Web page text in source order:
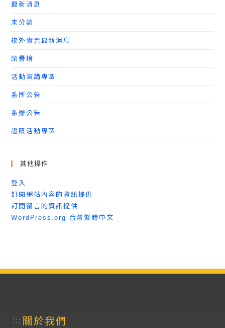
最新消息
未分類
校外實習最新消息
榮譽榜
活動演講專區
系所公告
系辦公告
證照活動專區
其他操作
登入
訂閱網站內容的資訊提供
訂閱留言的資訊提供
WordPress.org 台灣繁體中文
::: 關於我們